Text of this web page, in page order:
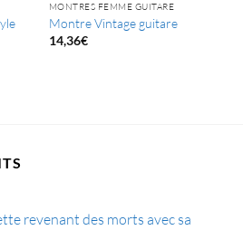
MONTRES FEMME GUITARE
Montre Vintage guitare
14,36€
revenant des morts avec sa